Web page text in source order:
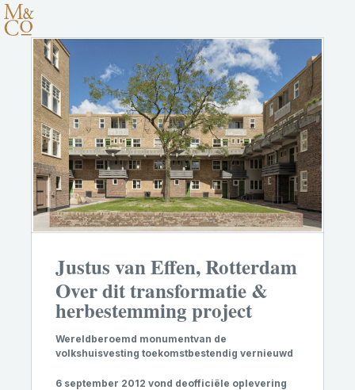
Justus van Effen, Rotterdam
Over dit transformatie &
herbestemming project
Wereldberoemd monumentvan de
volkshuisvesting toekomstbestendig vernieuwd
6 september 2012 vond deofficiële oplevering